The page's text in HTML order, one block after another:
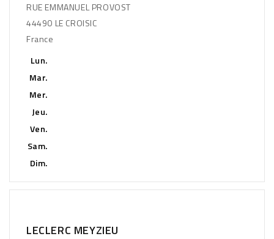
RUE EMMANUEL PROVOST
44490 LE CROISIC
France
Lun.
Mar.
Mer.
Jeu.
Ven.
Sam.
Dim.
LECLERC MEYZIEU